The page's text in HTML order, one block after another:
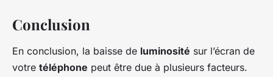
Conclusion
En conclusion, la baisse de luminosité sur l’écran de
votre téléphone peut être due à plusieurs facteurs.